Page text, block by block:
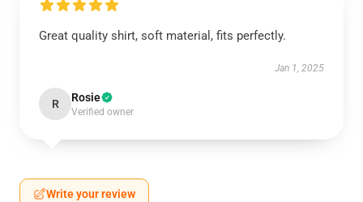
Great quality shirt, soft material, fits perfectly.
Jan 1, 2025
R Rosie
Verified owner
Write your review